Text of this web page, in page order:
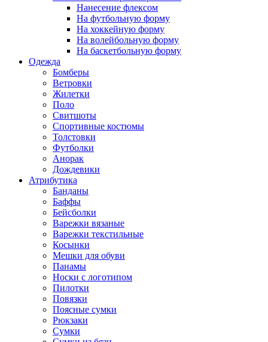
Нанесение флексом
На футбольную форму
На хоккейную форму
На волейбольную форму
На баскетбольную форму
Одежда
Бомберы
Ветровки
Жилетки
Поло
Свитшоты
Спортивные костюмы
Толстовки
Футболки
Анорак
Дождевики
Атрибутика
Банданы
Баффы
Бейсболки
Варежки вязаные
Варежки текстильные
Косынки
Мешки для обуви
Панамы
Носки с логотипом
Пилотки
Повязки
Поясные сумки
Рюкзаки
Сумки